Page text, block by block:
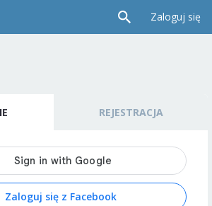
Zaloguj się
REJESTRACJA
Zaloguj się z Facebook